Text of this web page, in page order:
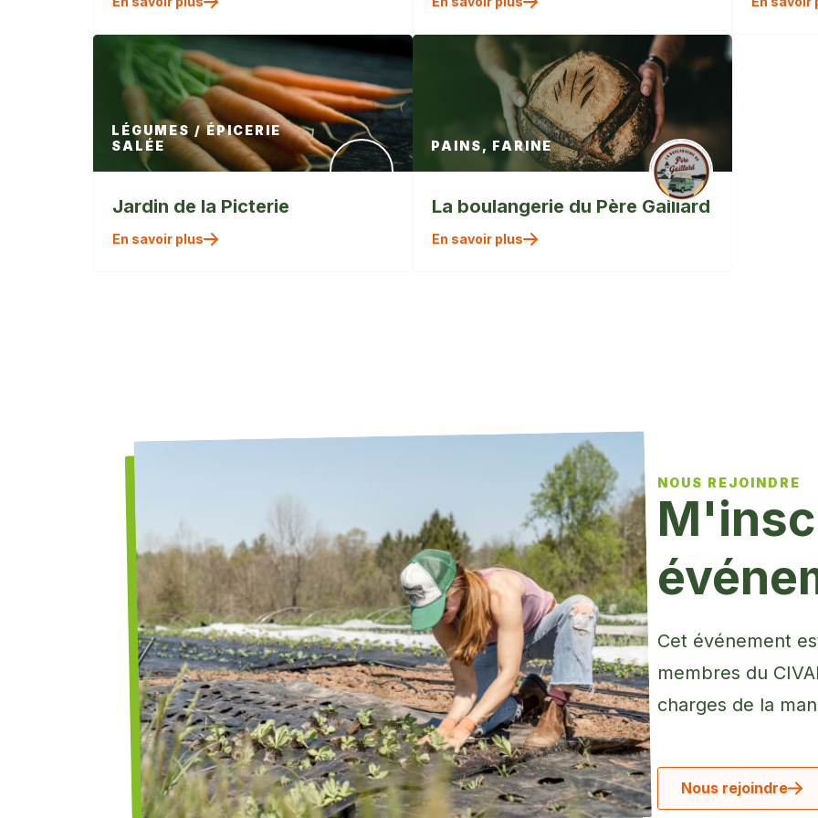
LÉGUMES / ÉPICERIE
SALÉE
Jardin de la Picterie
En savoir plus
PAINS, FARINE
" alt=""
La boulangerie du Père Gaillard
En savoir plus
NOUS REJOINDRE
Cet événement
membres du
charges de la
Nous rejoindre